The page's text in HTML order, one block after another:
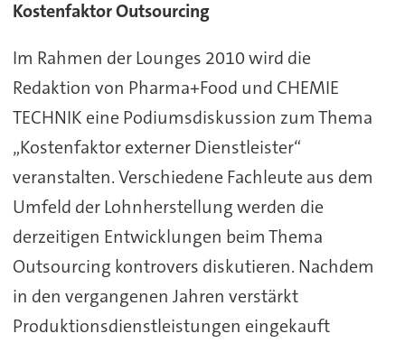
Kostenfaktor Outsourcing
Im Rahmen der Lounges 2010 wird die
Redaktion von Pharma+Food und CHEMIE
TECHNIK eine Podiumsdiskussion zum Thema
„Kostenfaktor externer Dienstleister“
veranstalten. Verschiedene Fachleute aus dem
Umfeld der Lohnherstellung werden die
derzeitigen Entwicklungen beim Thema
Outsourcing kontrovers diskutieren. Nachdem
in den vergangenen Jahren verstärkt
Produktionsdienstleistungen eingekauft